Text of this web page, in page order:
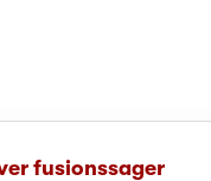
fusionssager